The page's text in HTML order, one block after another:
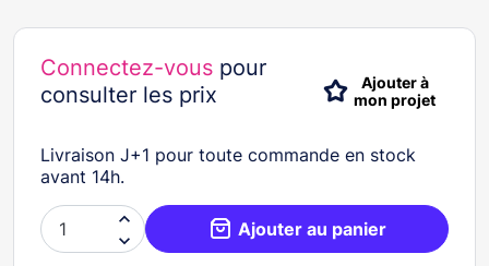
Connectez-vous pour
consulter les prix
Ajouter à
mon projet
Livraison J+1 pour toute commande en stock
avant 14h.

 Ajouter au panier